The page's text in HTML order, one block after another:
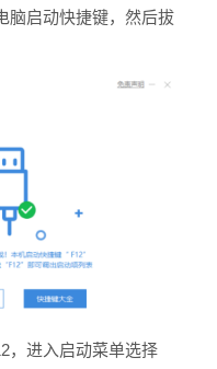
脑启动快捷键，然后拔
，进入启动菜单选择